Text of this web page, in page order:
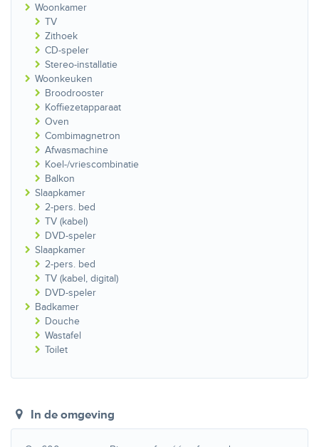
Woonkamer
TV
Zithoek
CD-speler
Stereo-installatie
Woonkeuken
Broodrooster
Koffiezetapparaat
Oven
Combimagnetron
Afwasmachine
Koel-/vriescombinatie
Balkon
Slaapkamer
2-pers. bed
TV (kabel)
DVD-speler
Slaapkamer
2-pers. bed
TV (kabel, digital)
DVD-speler
Badkamer
Douche
Wastafel
Toilet
In de omgeving